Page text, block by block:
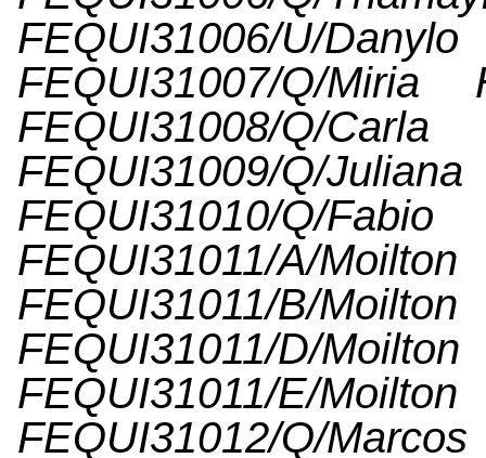
FEQUI31006/U/
FEQUI31007/Q/
FEQUI31008/
FEQUI31009/Q/
FEQUI31010/Q/
FEQUI31011/A/
FEQUI31011/B/
FEQUI31011/D/
FEQUI31011/E/
FEQUI31012/Q/